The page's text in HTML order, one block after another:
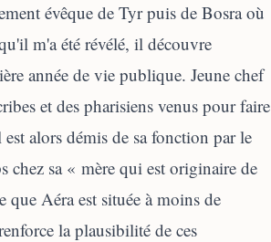
évêque de Tyr puis de Bosra où
m'a été révélé, il découvre
année de vie publique. Jeune chef
et des pharisiens venus pour faire
alors démis de sa fonction par le
chez sa « mère qui est originaire de
que Aéra est située à moins de
la plausibilité de ces